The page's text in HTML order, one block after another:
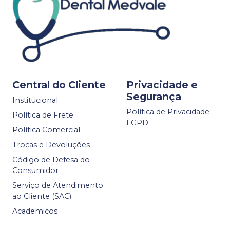
Central do Cliente
Institucional
Política de Frete
Política Comercial
Trocas e Devoluções
Código de Defesa do
Consumidor
Serviço de Atendimento
ao Cliente (SAC)
Academicos
Privacidade e
Segurança
Política de Privacidade -
LGPD